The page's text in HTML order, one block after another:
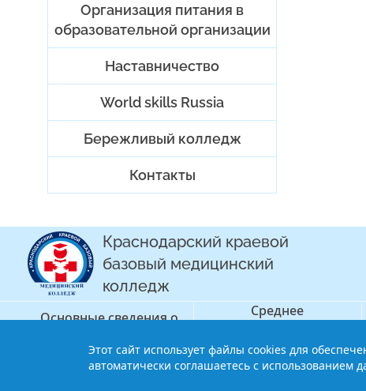
Организация питания в
образовательной организации
Наставничество
World skills Russia
Бережливый колледж
Контакты
Краснодарский краевой
базовый медицинский
колледж
Основные сведения о
Среднее
профессиональное
© 2013-2021 Краснодарский
Этот сайт использует файлы cookies для
автоматически соглашаетесь с использованием